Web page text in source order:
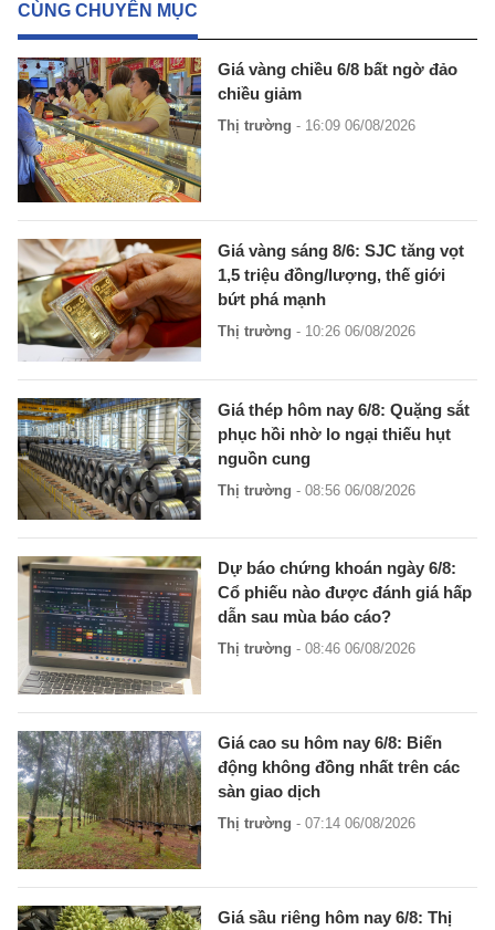
CÙNG CHUYÊN MỤC
Giá vàng chiều 6/8 bất ngờ đảo
chiều giảm
Thị trường - 16:09 06/08/2026
Giá vàng sáng 8/6: SJC tăng vọt
1,5 triệu đồng/lượng, thế giới
bứt phá mạnh
Thị trường - 10:26 06/08/2026
Giá thép hôm nay 6/8: Quặng sắt
phục hồi nhờ lo ngại thiếu hụt
nguồn cung
Thị trường - 08:56 06/08/2026
Dự báo chứng khoán ngày 6/8:
Cổ phiếu nào được đánh giá hấp
dẫn sau mùa báo cáo?
Thị trường - 08:46 06/08/2026
Giá cao su hôm nay 6/8: Biến
động không đồng nhất trên các
sàn giao dịch
Thị trường - 07:14 06/08/2026
Giá sầu riêng hôm nay 6/8: Thị